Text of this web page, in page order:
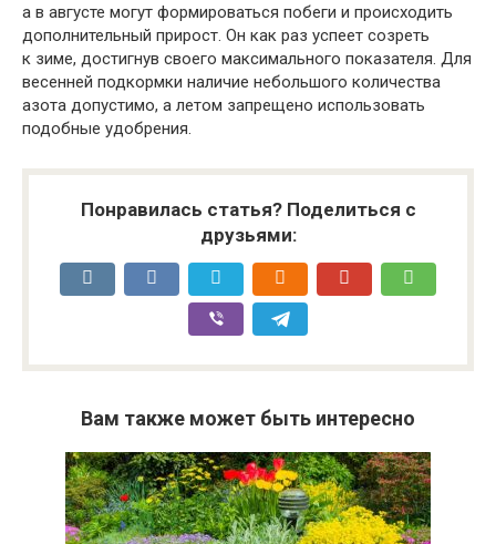
а в августе могут формироваться побеги и происходить
дополнительный прирост. Он как раз успеет созреть
к зиме, достигнув своего максимального показателя. Для
весенней подкормки наличие небольшого количества
азота допустимо, а летом запрещено использовать
подобные удобрения.
Понравилась статья? Поделиться с
друзьями:
Вам также может быть интересно